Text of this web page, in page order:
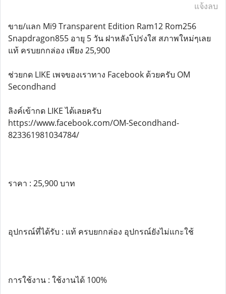
แจ้งลบ
ขาย/แลก Mi9 Transparent Edition Ram12 Rom256
Snapdragon855 อายุ 5 วัน ฝาหลังโปร่งใส สภาพใหม่ๆเลย
แท้ ครบยกกล่อง เพียง 25,900
ช่วยกด LIKE เพจของเราทาง Facebook ด้วยครับ OM
Secondhand
ลิงค์เข้ากด LIKE ได้เลยครับ
https://www.facebook.com/OM-Secondhand-
823361981034784/
ราคา : 25,900 บาท
อุปกรณ์ที่ได้รับ : แท้ ครบยกกล่อง อุปกรณ์ยังไม่แกะใช้
การใช้งาน : ใช้งานได้ 100%